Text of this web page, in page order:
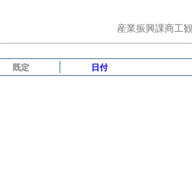
産業振興課商工
既定 日付